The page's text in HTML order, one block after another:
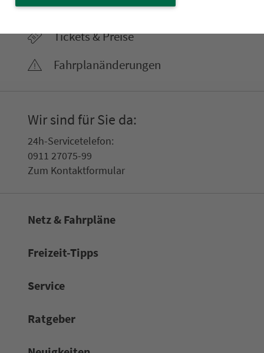
Abfahrten
Tickets & Preise
Fahr­plan­ände­rungen
Wir sind für Sie da:
24h-Ser­vice­te­le­fon:
0911 27075-99
Zum Kon­taktformular
Netz & Fahrpläne
Frei­zeit-Tipps
Service
Rat­ge­ber